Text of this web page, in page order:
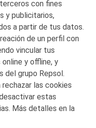
S.A.
con fines
y publicitarios,
a partir de tus datos.
de un perfil con
vincular tus
y offline, y
del grupo Repsol.
las cookies
estas
Más detalles en la